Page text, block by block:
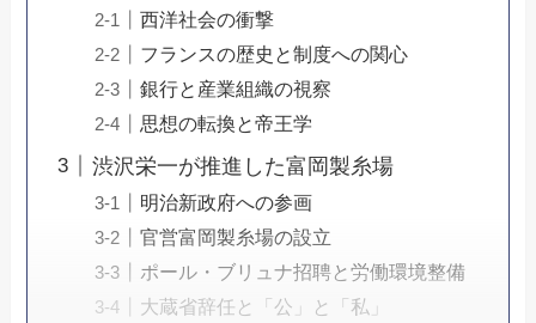
西洋社会の衝撃
フランスの歴史と制度への関心
銀行と産業組織の視察
思想の転換と帝王学
渋沢栄一が推進した富岡製糸場
明治新政府への参画
官営富岡製糸場の設立
ポール・ブリュナ招聘と労働環境整備
大蔵省辞任と「公」と「私」